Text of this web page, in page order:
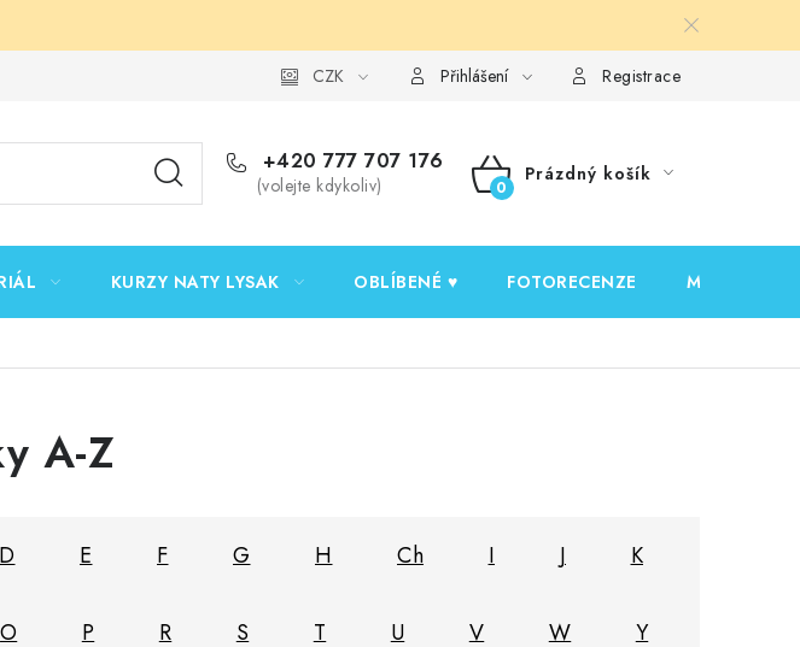
Podmínky ochrany osobních údajů Ověřování recenzí
CZK Přihlášení Registrace
+420 777 707 176
(volejte kdykoliv)
NÁKUPNÍ
Prázdný košík
KURZY NATY LYSAK OBLÍBENÉ ♥️ FOTORECENZE MOJE
A-Z
D E F G H Ch I J K
O P R S T U V W Y